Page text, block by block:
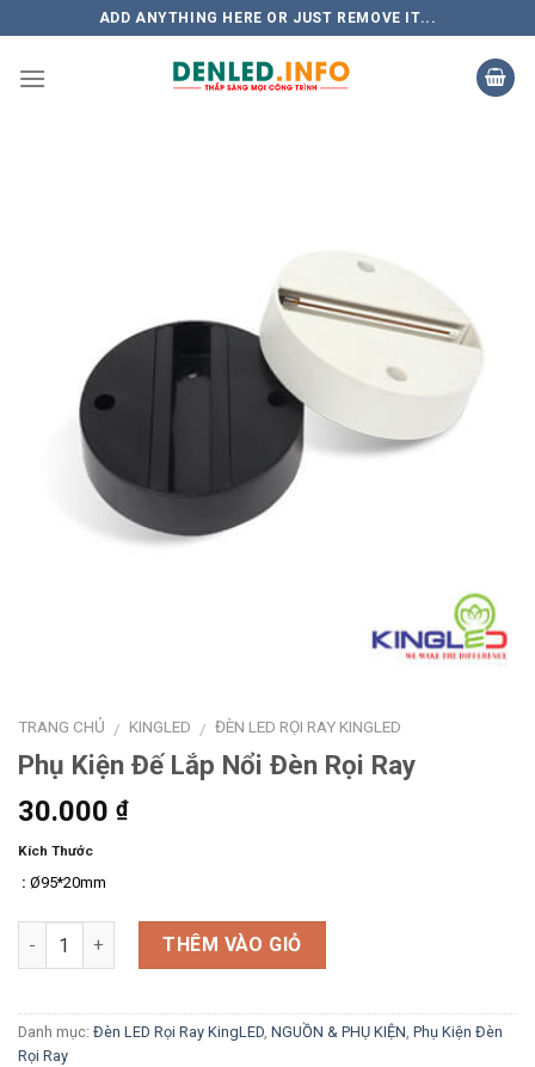
to
content
ADD ANYTHING HERE OR JUST REMOVE IT...
TRANG CHỦ / KINGLED / ĐÈN LED RỌI RAY KINGLED
Phụ Kiện Đế Lắp Nổi Đèn Rọi Ray
30.000 ₫
Kích Thước
: Ø95*20mm
Số lượng THÊM VÀO GIỎ
Danh mục: Đèn LED Rọi Ray KingLED, NGUỒN & PHỤ KIỆN, Phụ Kiện Đèn
Rọi Ray